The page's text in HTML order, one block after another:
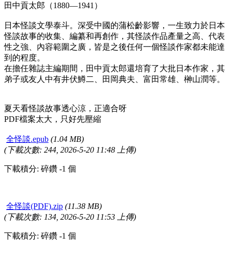
田中貢太郎（1880—1941）
日本怪談文學泰斗。深受中國的蒲松齡影響，一生致力於日本
怪談故事的收集、編纂和再創作，其怪談作品產量之高、代表
性之強、內容範圍之廣，皆是之後任何一個怪談作家都未能達
到的程度。
在擔任雜誌主編期間，田中貢太郎還培育了大批日本作家，其
弟子或友人中有井伏鱒二、田岡典夫、富田常雄、榊山潤等。
夏天看怪談故事透心涼，正適合呀
PDF檔案太大，只好先壓縮
全怪談.epub (1.04 MB)
(下載次數: 244, 2026-5-20 11:48 上傳)
下載積分: 碎鑽 -1 個
全怪談(PDF).zip (11.38 MB)
(下載次數: 134, 2026-5-20 11:53 上傳)
下載積分: 碎鑽 -1 個